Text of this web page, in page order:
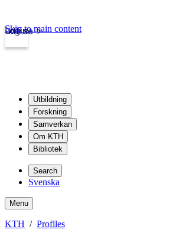
kth.se
Login
Skip to main content
Utbildning
Forskning
Samverkan
Om KTH
Bibliotek
Search
Svenska
Menu
KTH Profiles